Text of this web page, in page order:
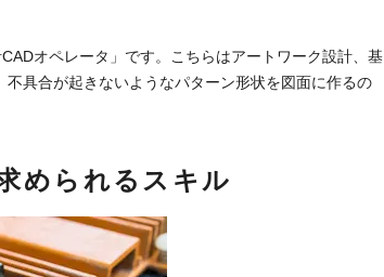
オペレータ」です。こちらはアートワーク設計、基
具合が起きないようなパターン形状を図面に作るの
められるスキル